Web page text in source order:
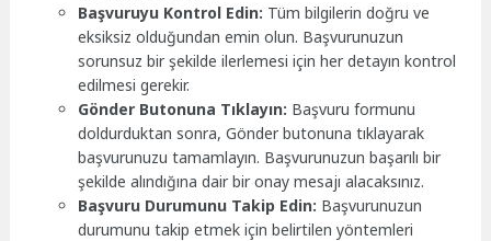
Başvuruyu Kontrol Edin: Tüm bilgilerin doğru ve
eksiksiz olduğundan emin olun. Başvurunuzun
sorunsuz bir şekilde ilerlemesi için her detayın kontrol
edilmesi gerekir.
Gönder Butonuna Tıklayın: Başvuru formunu
doldurduktan sonra, Gönder butonuna tıklayarak
başvurunuzu tamamlayın. Başvurunuzun başarılı bir
şekilde alındığına dair bir onay mesajı alacaksınız.
Başvuru Durumunu Takip Edin: Başvurunuzun
durumunu takip etmek için belirtilen yöntemleri